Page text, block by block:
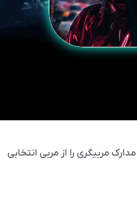
مربیگری را از مربی انتخابی